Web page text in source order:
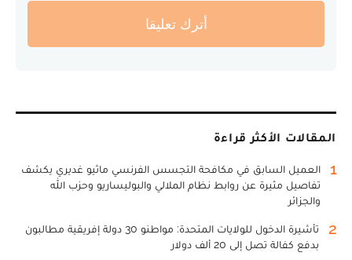
أترك تعليقا
المقالات الأكثر قراءة
1
العميل السابق في مكافحة التجسس الفرنسي ماثيو غديري يكشف
تفاصيل مثيرة عن روابط نظام الملالي والبوليساريو وحزب الله
والجزائر
2
تأشيرة الدخول للولايات المتحدة: مواطنو 30 دولة إفريقية مطالبون
بدفع كفالة تصل إلى 20 ألف دولار